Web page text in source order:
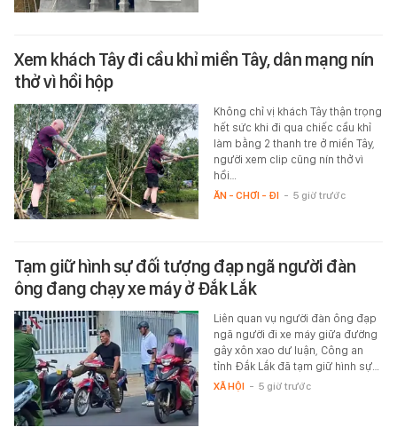
Xem khách Tây đi cầu khỉ miền Tây, dân mạng nín
thở vì hồi hộp
Không chỉ vị khách Tây thận trọng
hết sức khi đi qua chiếc cầu khỉ
làm bằng 2 thanh tre ở miền Tây,
người xem clip cũng nín thở vì
hồi…
ĂN - CHƠI - ĐI - 5 giờ trước
Tạm giữ hình sự đối tượng đạp ngã người đàn
ông đang chạy xe máy ở Đắk Lắk
Liên quan vụ người đàn ông đạp
ngã người đi xe máy giữa đường
gây xôn xao dư luận, Công an
tỉnh Đắk Lắk đã tạm giữ hình sự…
XÃ HỘI - 5 giờ trước